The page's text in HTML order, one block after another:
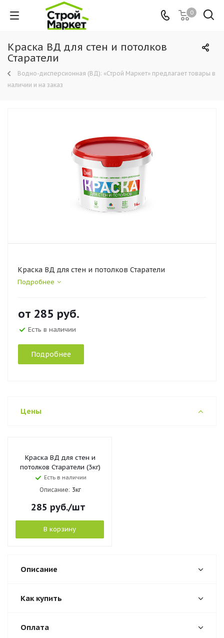
0
Краска ВД для стен и потолков
Старатели
Водно-дисперсионная (ВД): «Строй Маркет» предлагает товары в
наличии и на заказ
Краска ВД для стен и потолков Старатели
Подробнее
от 285 руб.
Есть в наличии
Подробнее
Цены
Краска ВД для стен и
потолков Старатели (3кг)
Есть в наличии
Описание: 3кг
285 руб./шт
В корзину
Описание
Как купить
Оплата